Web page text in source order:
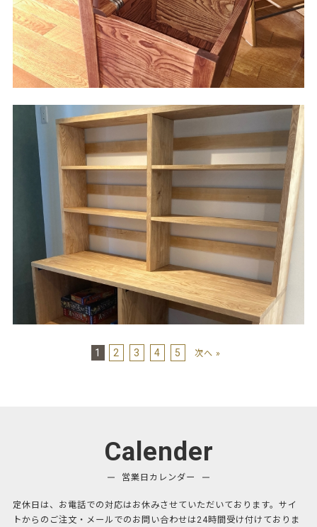
1 2 3 4 5 次へ »
Calender
営業日カレンダー
定休日は、お電話での対応はお休みさせていただいております。サイ
トからのご注文・メールでのお問い合わせは24時間受け付けておりま